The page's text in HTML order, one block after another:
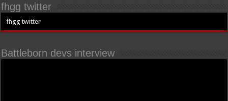
fhgg twitter
fhgg twitter
Battleborn devs interview